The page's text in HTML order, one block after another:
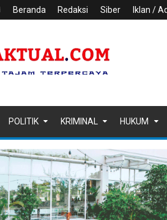
Beranda Redaksi Siber Iklan /
POLITIK KRIMINAL HUKUM